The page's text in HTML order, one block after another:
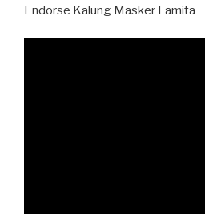
Endorse Kalung Masker Lamita